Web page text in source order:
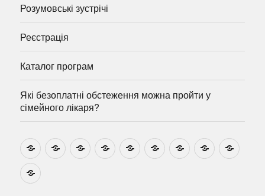
Розумовські зустрічі
Реєстрація
Каталог програм
Які безоплатні обстеження можна пройти у
сімейного лікаря?
НовиниНавчально-
методичні
Ми
на
Звіти Про
центр
План
графік
Розумовські
зустрічі
Реєстрація
Які
безоплатні